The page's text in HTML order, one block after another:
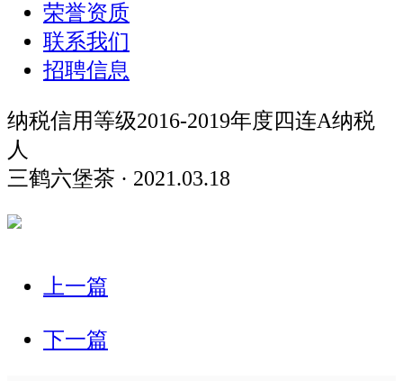
荣誉资质
联系我们
招聘信息
纳税信用等级2016-2019年度四连A纳税
人
三鹤六堡茶 · 2021.03.18
上一篇
下一篇